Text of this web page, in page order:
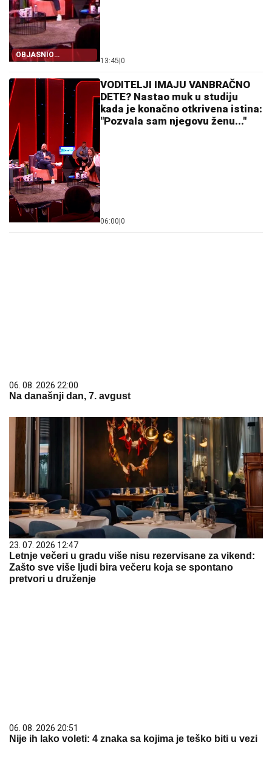
OBJASNIO
DANAŠNJE STANJE
13:45 0
VODITELJI IMAJU VANBRAČNO
DETE? Nastao muk u studiju
kada je konačno otkrivena istina:
"Pozvala sam njegovu ženu..."
06:00 0
06. 08. 2026 22:00
Na današnji dan, 7. avgust
23. 07. 2026 12:47
Letnje večeri u gradu više nisu rezervisane za vikend:
Zašto sve više ljudi bira večeru koja se spontano
pretvori u druženje
06. 08. 2026 20:51
Nije ih lako voleti: 4 znaka sa kojima je teško biti u vezi